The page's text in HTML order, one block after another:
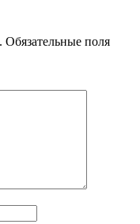
Обязательные поля